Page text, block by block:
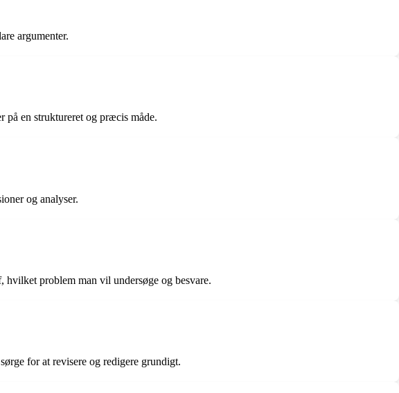
argumenter.
på en struktureret og præcis måde.
og analyser.
problem man vil undersøge og besvare.
for at revisere og redigere grundigt.